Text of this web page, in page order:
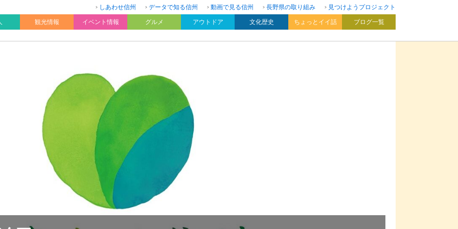
しあわせ信州 データで知る信州 動画で見る信州 長野県の取り組み
見つけようプロジェクト
観光情報 イベント情報 グルメ アウトドア 文化歴史 ちょっとイイ話 ブログ一覧